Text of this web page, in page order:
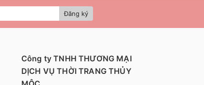
Đăng ký
Công ty TNHH THƯƠNG MẠI
DỊCH VỤ THỜI TRANG THỦY